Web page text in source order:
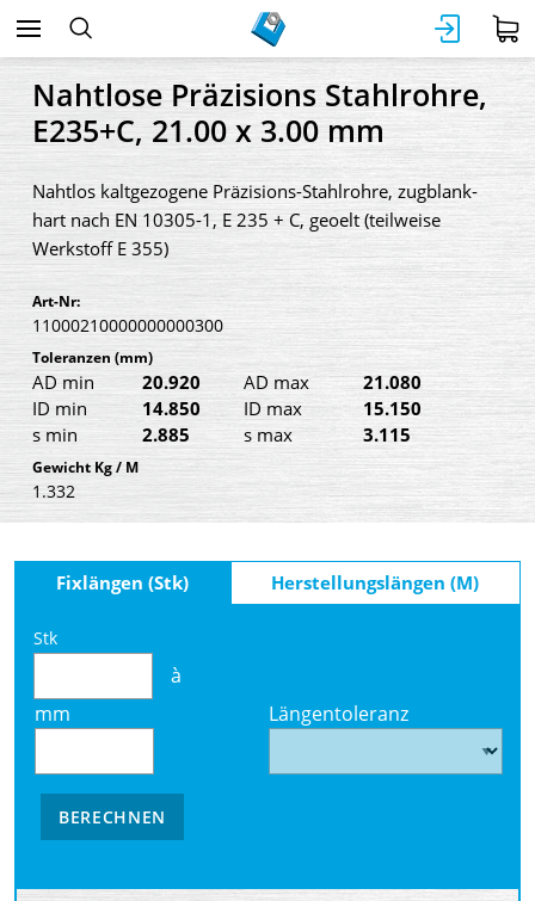
Nahtlose Präzisions Stahlrohre,
E235+C, 21.00 x 3.00 mm
Nahtlos kaltgezogene Präzisions-Stahlrohre, zugblank-
hart nach EN 10305-1, E 235 + C, geoelt (teilweise
Werkstoff E 355)
Art-Nr:
11000210000000000300
Toleranzen (mm)
AD min 20.920 AD max
21.080
ID min
14.850 ID max
15.150
s min
2.885 s max 3.115
Gewicht Kg / M
1.332
Fixlängen (Stk) Herstellungslängen (M)
Stk
à
mm
Längentoleranz
BERECHNEN